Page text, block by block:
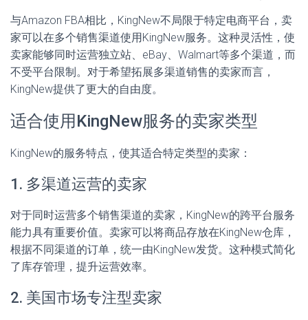
与Amazon FBA相比，KingNew不局限于特定电商平台，卖
家可以在多个销售渠道使用KingNew服务。这种灵活性，使
卖家能够同时运营独立站、eBay、Walmart等多个渠道，而
不受平台限制。对于希望拓展多渠道销售的卖家而言，
KingNew提供了更大的自由度。
适合使用KingNew服务的卖家类型
KingNew的服务特点，使其适合特定类型的卖家：
1. 多渠道运营的卖家
对于同时运营多个销售渠道的卖家，KingNew的跨平台服务
能力具有重要价值。卖家可以将商品存放在KingNew仓库，
根据不同渠道的订单，统一由KingNew发货。这种模式简化
了库存管理，提升运营效率。
2. 美国市场专注型卖家